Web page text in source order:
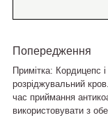
Попередження
Примітка: Кордицепс
розріджувальний
час приймання
використовувати з